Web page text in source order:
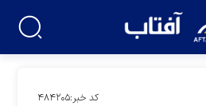
کد خبر:۴۸۴۲۰۵